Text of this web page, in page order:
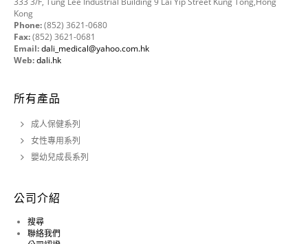
Kong
Phone:(852) 3621-0680
Fax:(852) 3621-0681
Email:dali_medical@yahoo.com.hk
Web:dali.hk
所有產品
成人保健系列
女性專用系列
嬰幼兒成長系列
公司介紹
搜尋
聯絡我們